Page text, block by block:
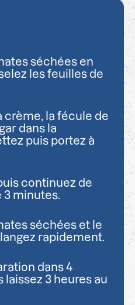
séchées en
les feuilles de
crème, la fécule de
dans la
puis portez à
continuez de
minutes.
séchées et le
rapidement.
dans 4
3 heures au